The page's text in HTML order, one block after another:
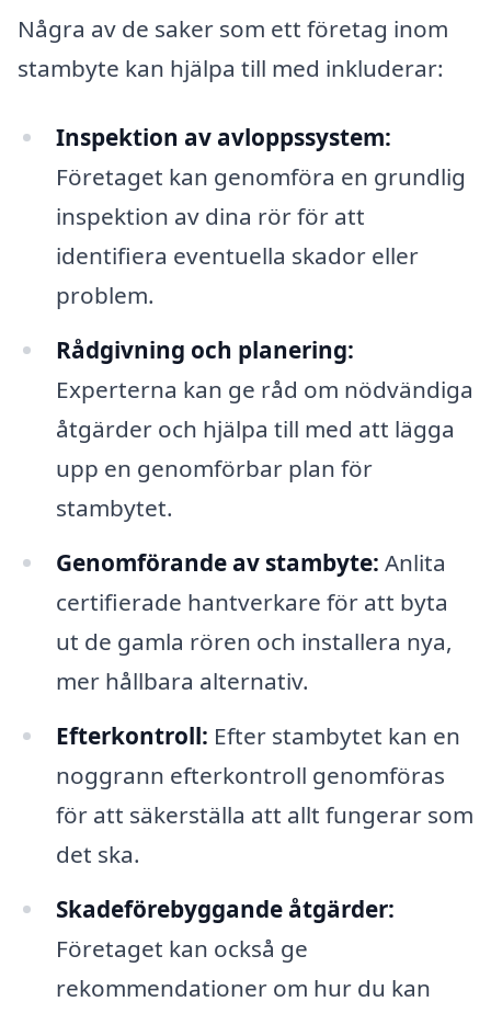
Några av de saker som ett företag inom
stambyte kan hjälpa till med inkluderar:
Inspektion av avloppssystem:
Företaget kan genomföra en grundlig
inspektion av dina rör för att
identifiera eventuella skador eller
problem.
Rådgivning och planering:
Experterna kan ge råd om nödvändiga
åtgärder och hjälpa till med att lägga
upp en genomförbar plan för
stambytet.
Genomförande av stambyte: Anlita
certifierade hantverkare för att byta
ut de gamla rören och installera nya,
mer hållbara alternativ.
Efterkontroll: Efter stambytet kan en
noggrann efterkontroll genomföras
för att säkerställa att allt fungerar som
det ska.
Skadeförebyggande åtgärder:
Företaget kan också ge
rekommendationer om hur du kan